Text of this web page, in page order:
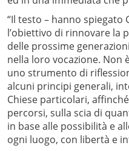
“Il testo – hanno spiegato
l’obiettivo di rinnovare la
delle prossime
nella loro vocazione. Non
uno strumento di
alcuni principi generali,
Chiese particolari,
percorsi, sulla scia di
in base alle possibilità e
ogni luogo, con libertà e